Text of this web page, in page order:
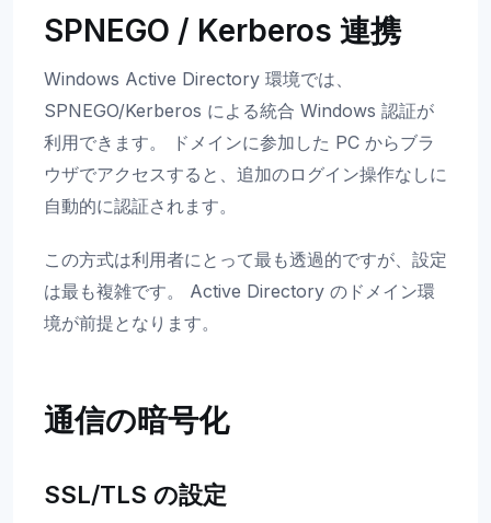
SPNEGO / Kerberos 連携
Windows Active Directory 環境では、
SPNEGO/Kerberos による統合 Windows 認証が
利用できます。 ドメインに参加した PC からブラ
ウザでアクセスすると、追加のログイン操作なしに
自動的に認証されます。
この方式は利用者にとって最も透過的ですが、設定
は最も複雑です。 Active Directory のドメイン環
境が前提となります。
通信の暗号化
SSL/TLS の設定